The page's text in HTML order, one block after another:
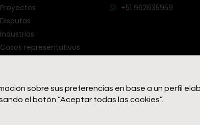
Proyectos
Disputas
Industrias
Casos representativos
+51 962635959
sobre sus preferencias en base a un perfil
el botón “Aceptar todas las cookies”.